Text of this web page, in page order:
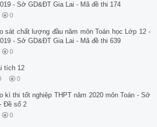
- Sở GD&ĐT Gia Lai - Mã đề thi 174
0
sát chất lượng đầu năm môn Toán học Lớp 12 -
- Sở GD&ĐT Gia Lai - Mã đề thi 639
0
tích 12
0
kì thi tốt nghiệp THPT năm 2020 môn Toán - Sở
Đề số 2
0